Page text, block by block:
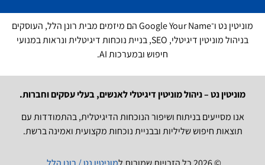
מוניטין נט ו־Google Your Name הם מיזמים מבית רונן הלל, העוסקים
בניהול מוניטין דיגיטלי, SEO, בניית נוכחות דיגיטלית ונראות במנועי
חיפוש ובמערכות AI.
מוניטין נט – ניהול מוניטין דיגיטלי לאנשים, בעלי עסקים וחברות.
אנו מסייעים בניתוח ושיפור הנוכחות הדיגיטלית, בהתמודדות עם
תוצאות חיפוש שליליות ובבניית נוכחות מקצועית ואמינה ברשת.